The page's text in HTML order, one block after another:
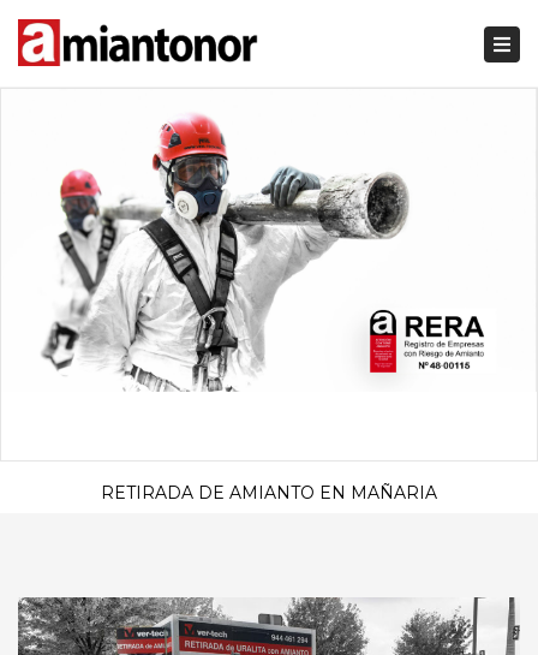
RETIRADA DE AMIANTO EN MAÑARIA